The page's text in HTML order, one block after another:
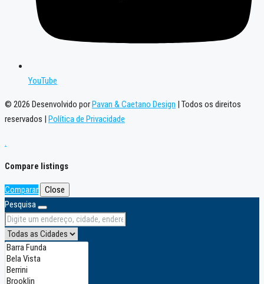
YouTube
© 2026 Desenvolvido por Pavan & Caetano Design | Todos os direitos
reservados |
Política de Privacidade
.
Compare listings
Comparar
Close
Pesquisa